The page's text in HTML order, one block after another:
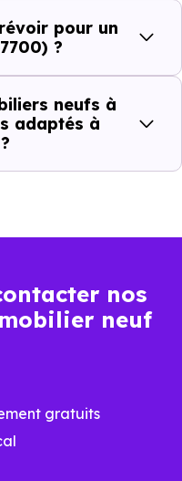
moyen
maximum
2 193 €
dans la commune, la
des programmes
votre budget.
pour un
?
neufs à
adaptés à
nos
neuf
gratuits